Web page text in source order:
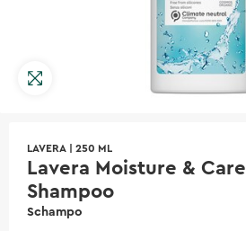
LAVERA 250 ML
Lavera Moisture & Care
Shampoo
Schampo